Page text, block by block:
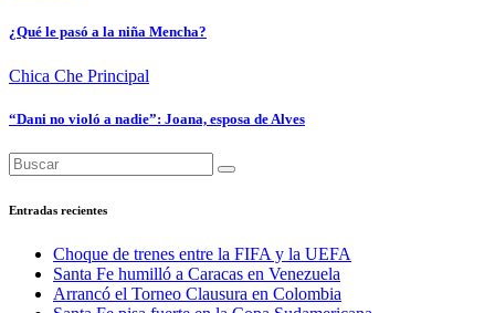
¿Qué le pasó a la niña Mencha?
Chica Che Principal
“Dani no violó a nadie”: Joana, esposa de Alves
Entradas recientes
Choque de trenes entre la FIFA y la UEFA
Santa Fe humilló a Caracas en Venezuela
Arrancó el Torneo Clausura en Colombia